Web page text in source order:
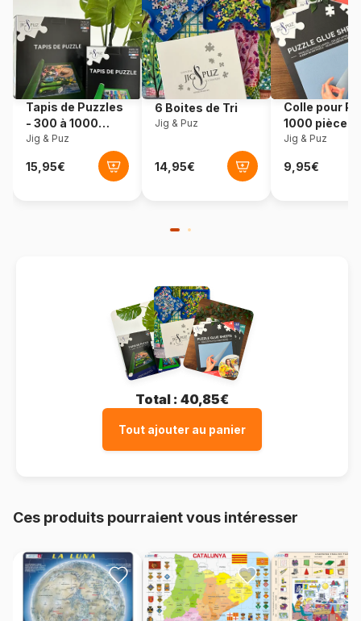
EAN 7023852108062
Nombre de pièces 70 pièces
Dimensions 37 x 29 cm
Tapis de Puzzles
- 300 à 1000
pièces
Jig & Puz
6 Boites de Tri
Jig & Puz
Colle pour
1000 pièces
Jig & Puz
Total : 40,85€
Tout ajouter au panier
Ces produits pourraient vous intéresser